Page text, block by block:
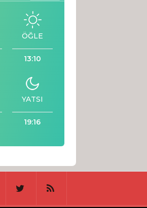
ÖĞLE
13:10
YATSI
19:16